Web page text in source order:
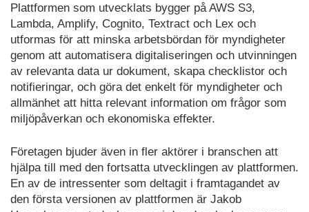
Plattformen som utvecklats bygger på AWS S3,
Lambda, Amplify, Cognito, Textract och Lex och
utformas för att minska arbetsbördan för myndigheter
genom att automatisera digitaliseringen och utvinningen
av relevanta data ur dokument, skapa checklistor och
notifieringar, och göra det enkelt för myndigheter och
allmänhet att hitta relevant information om frågor som
miljöpåverkan och ekonomiska effekter.
Företagen bjuder även in fler aktörer i branschen att
hjälpa till med den fortsatta utvecklingen av plattformen.
En av de intressenter som deltagit i framtagandet av
den första versionen av plattformen är Jakob